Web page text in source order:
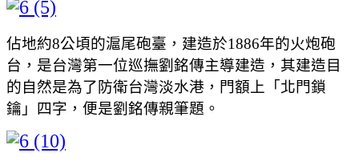
佔地約8公頃的滬尾砲臺，建造於1886年的火炮砲
台，是台灣第一位巡撫劉銘傳主導建造，其建造目
的自然是為了防衛台灣淡水港，門額上「北門鎖
鑰」四字，便是劉銘傳親筆題。